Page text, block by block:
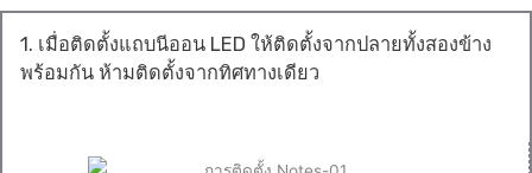
1. เมื่อติดตั้งแถบนีออน LED ให้ติดตั้งจากปลายทั้งสองข้าง
พร้อมกัน ห้ามติดตั้งจากทิศทางเดียว